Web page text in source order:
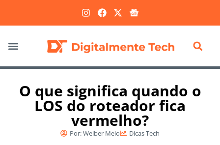
O que significa quando o
LOS do roteador fica
vermelho?
Por:Welber Melo Dicas Tech